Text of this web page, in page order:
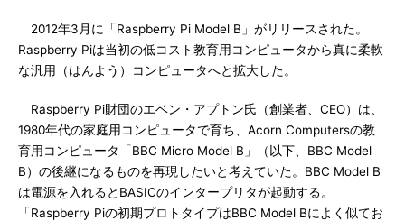
2012年3月に「Raspberry Pi Model B」がリリースされた。
Raspberry Piは当初の低コスト教育用コンピュータから真に柔軟
な汎用（はんよう）コンピュータへと拡大した。
Raspberry Pi財団のエベン・アプトン氏（創業者、CEO）は、
1980年代の家庭用コンピュータで育ち、Acorn Computersの教
育用コンピュータ「BBC Micro Model B」（以下、BBC Model
B）の後継になるものを再現したいと考えていた。BBC Model B
は電源を入れるとBASICのインタープリタが起動する。
「Raspberry Piの初期プロトタイプはBBC Model Bによく似てお